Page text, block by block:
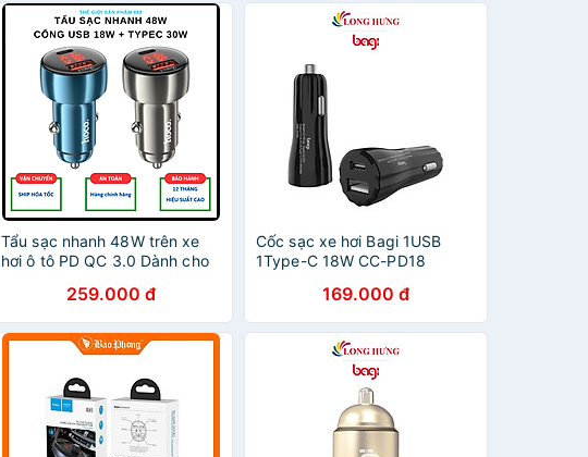
Tẩu sạc nhanh 48W trên xe
hơi ô tô PD QC 3.0 Dành cho
cổng USB + 1 cổng TypeC -
Hàng chính hãng
259.000 đ
Cốc sạc xe hơi Bagi 1USB
1Type-C 18W CC-PD18
169.000 đ